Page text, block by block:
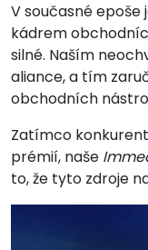
V současné
kádrem
silné. Naším
aliance, a tím
obchodních
Zatímco
prémií, naše
to, že tyto zdroje